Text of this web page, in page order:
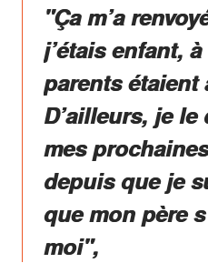
"Ça m’a
j’étais enfant,
parents étaient
D’ailleurs, je
mes
depuis que je
que mon père
moi",